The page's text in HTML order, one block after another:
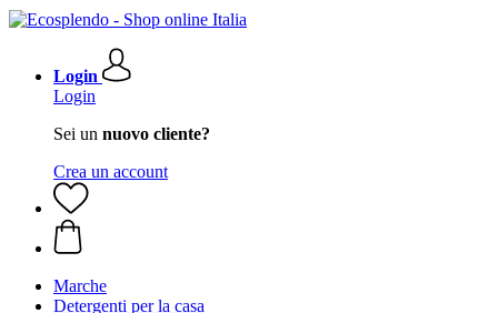
Login
Login
Sei un nuovo cliente?
Crea un account
Marche
Detergenti per la casa